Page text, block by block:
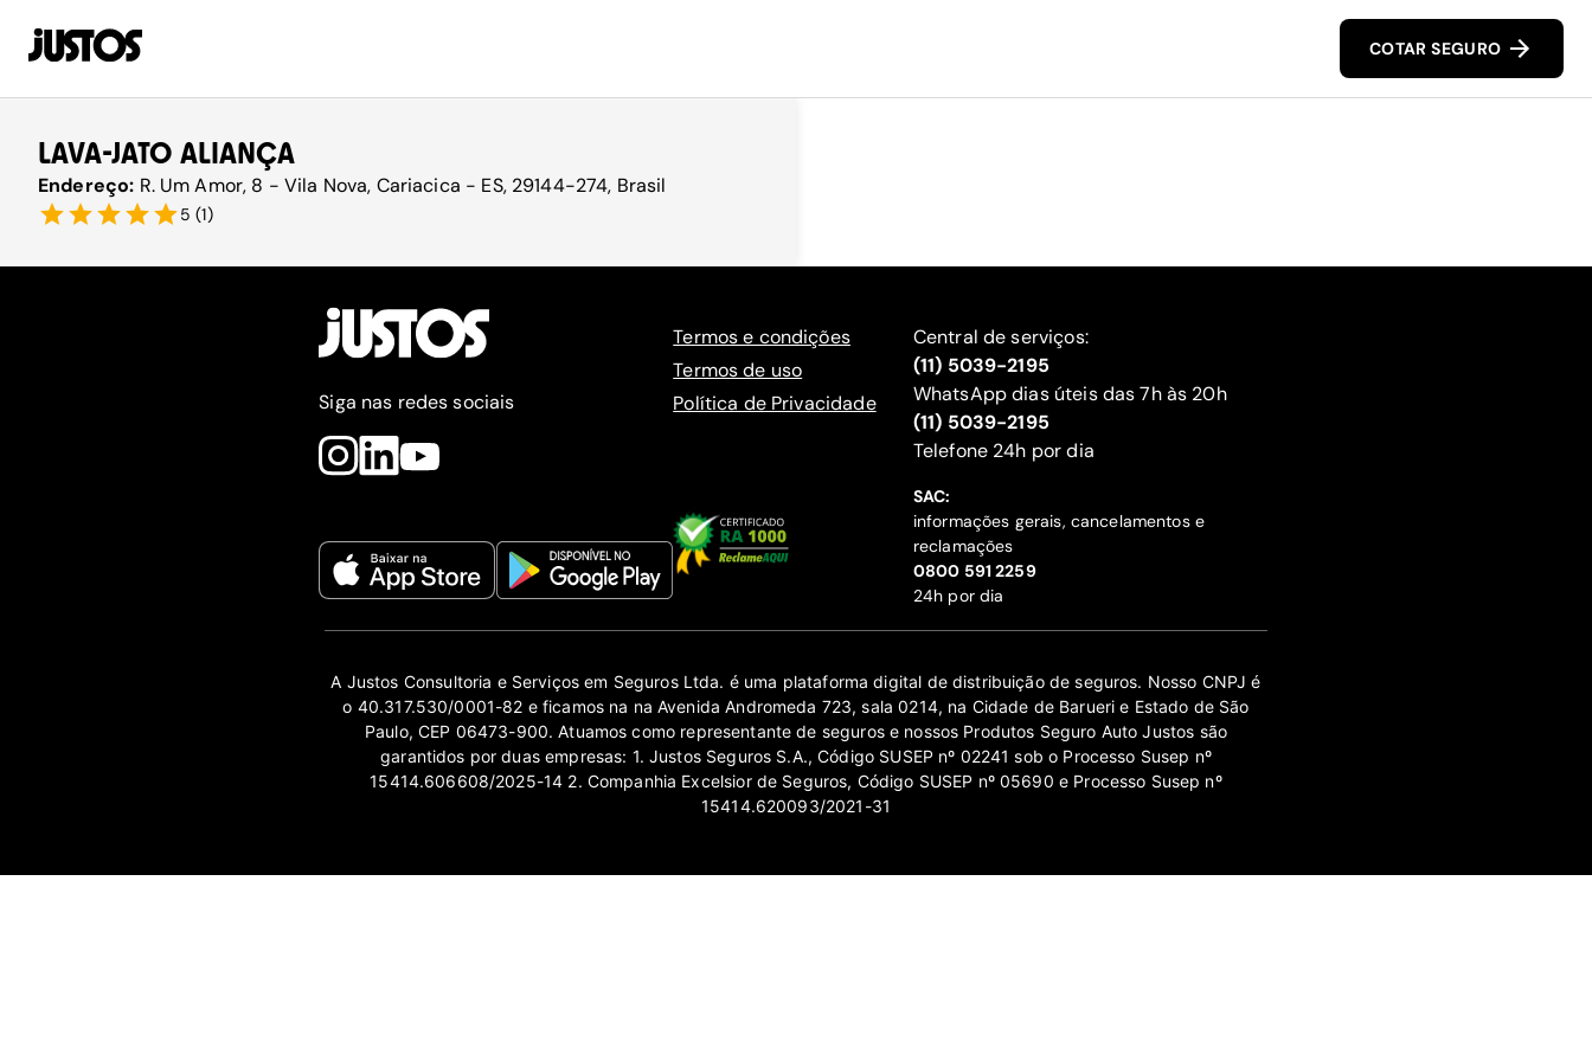
COTAR SEGURO
LAVA-JATO ALIANÇA
Endereço: R. Um Amor, 8 - Vila Nova, Cariacica - ES, 29144-274, Brasil
5 (1)
Siga nas redes sociais
Termos e condições
Termos de uso
Política de Privacidade
Central de serviços:
(11) 5039-2195
WhatsApp dias úteis das 7h às 20h
(11) 5039-2195
‍Telefone 24h por dia
SAC:
informações gerais, cancelamentos e
reclamações
‍0800 591 2259
24h por dia
A Justos Consultoria e Serviços em Seguros Ltda. é uma plataforma digital de distribuição de seguros. Nosso CNPJ é
o 40.317.530/0001-82 e ficamos na na Avenida Andromeda 723, sala 0214, na Cidade de Barueri e Estado de São
Paulo, CEP 06473-900. Atuamos como representante de seguros e nossos Produtos Seguro Auto Justos são
garantidos por duas empresas: 1. Justos Seguros S.A., Código SUSEP nº 02241 sob o Processo Susep nº
15414.606608/2025-14 2. Companhia Excelsior de Seguros, Código SUSEP nº 05690 e Processo Susep nº
15414.620093/2021-31